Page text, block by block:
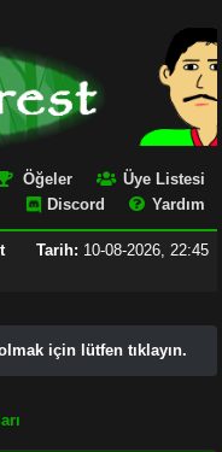
Öğeler
Üye Listesi
Discord
Yardım
Tarih: 10-08-2026, 22:45
için lütfen tıklayın.